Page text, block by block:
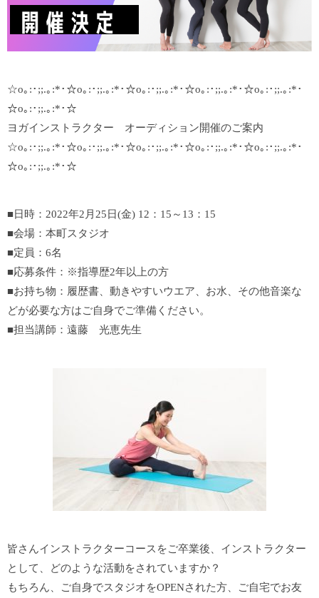
☆o｡:･;;.｡:*･☆o｡:･;;.｡:*･☆o｡:･;;.｡:*･☆o｡:･;;.｡:*･☆o｡:･;;.｡:*･
☆o｡:･;;.｡:*･☆
ヨガインストラクター オーディション開催のご案内
☆o｡:･;;.｡:*･☆o｡:･;;.｡:*･☆o｡:･;;.｡:*･☆o｡:･;;.｡:*･☆o｡:･;;.｡:*･
☆o｡:･;;.｡:*･☆
■日時：2022年2月25日(金) 12：15～13：15
■会場：本町スタジオ
■定員：6名
■応募条件：※指導歴2年以上の方
■お持ち物：履歴書、動きやすいウエア、お水、その他音楽な
どが必要な方はご自身でご準備ください。
■担当講師：遠藤 光恵先生
皆さんインストラクターコースをご卒業後、インストラクター
として、どのような活動をされていますか？
もちろん、ご自身でスタジオをOPENされた方、ご自宅でお友